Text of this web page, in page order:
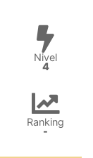
Nivel
4
Ranking
-